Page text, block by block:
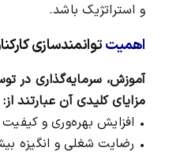
و استراتژیک باشد.
اهمیتتوانمندسازی
آموزش، سرمایه‌گذاری در
مزایای کلیدی آن عبارتند از:
• افزایش بهره‌وری و کیفیت
• رضایت شغلی و انگیزه